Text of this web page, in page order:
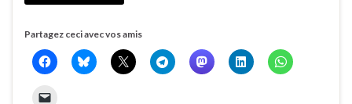
Partagez ceci avec vos amis